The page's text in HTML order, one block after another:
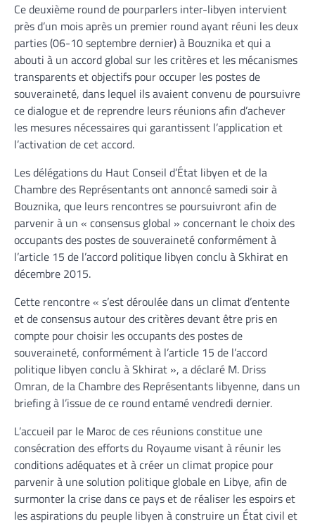
Ce deuxième round de pourparlers inter-libyen intervient
près d’un mois après un premier round ayant réuni les deux
parties (06-10 septembre dernier) à Bouznika et qui a
abouti à un accord global sur les critères et les mécanismes
transparents et objectifs pour occuper les postes de
souveraineté, dans lequel ils avaient convenu de poursuivre
ce dialogue et de reprendre leurs réunions afin d’achever
les mesures nécessaires qui garantissent l’application et
l’activation de cet accord.
Les délégations du Haut Conseil d’État libyen et de la
Chambre des Représentants ont annoncé samedi soir à
Bouznika, que leurs rencontres se poursuivront afin de
parvenir à un « consensus global » concernant le choix des
occupants des postes de souveraineté conformément à
l’article 15 de l’accord politique libyen conclu à Skhirat en
décembre 2015.
Cette rencontre « s’est déroulée dans un climat d’entente
et de consensus autour des critères devant être pris en
compte pour choisir les occupants des postes de
souveraineté, conformément à l’article 15 de l’accord
politique libyen conclu à Skhirat », a déclaré M. Driss
Omran, de la Chambre des Représentants libyenne, dans un
briefing à l’issue de ce round entamé vendredi dernier.
L’accueil par le Maroc de ces réunions constitue une
consécration des efforts du Royaume visant à réunir les
conditions adéquates et à créer un climat propice pour
parvenir à une solution politique globale en Libye, afin de
surmonter la crise dans ce pays et de réaliser les espoirs et
les aspirations du peuple libyen à construire un État civil et